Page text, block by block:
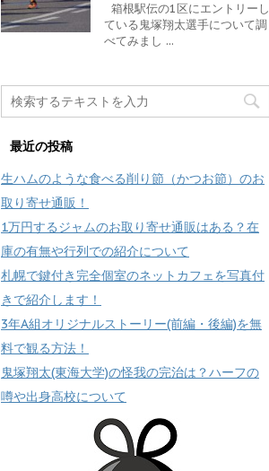
箱根駅伝の1区にエントリーし
ている鬼塚翔太選手について調
べてみまし ...
最近の投稿
生ハムのような食べる削り節（かつお節）のお
取り寄せ通販！
1万円するジャムのお取り寄せ通販はある？在
庫の有無や行列での紹介について
札幌で鍵付き完全個室のネットカフェを写真付
きで紹介します！
3年A組オリジナルストーリー(前編・後編)を無
料で観る方法！
鬼塚翔太(東海大学)の怪我の完治は？ハーフの
噂や出身高校について